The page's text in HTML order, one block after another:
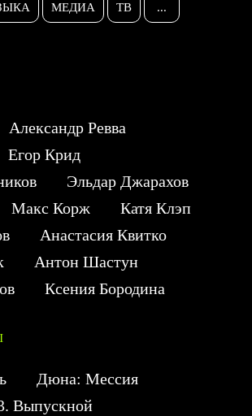
МЕДИА ТВ ...
Александр Ревва
Егор Крид
Эльдар Джарахов
Макс Корж
Катя Клэп
Анастасия Квитко
Антон Шастун
Ксения Бородина
Дюна: Мессия
Выпускной